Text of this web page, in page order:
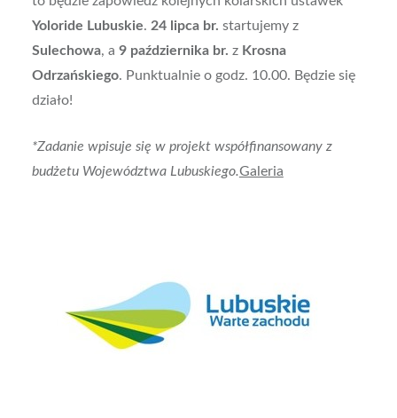
Yoloride Lubuskie. 24 lipca br. startujemy z
Sulechowa, a 9 października br. z Krosna
Odrzańskiego. Punktualnie o godz. 10.00. Będzie się
działo!
*Zadanie wpisuje się w projekt współfinansowany z
budżetu Województwa Lubuskiego.Galeria